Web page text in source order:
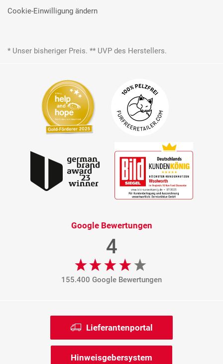
Cookie-Einwilligung ändern
* Unser bisheriger Preis. ** UVP des Herstellers.
Google Bewertungen
4
155.400 Google Bewertungen
Lieferantenportal
Hinweisgebersystem